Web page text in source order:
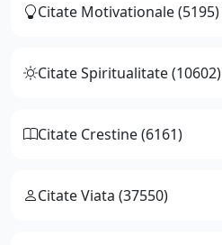
Citate Motivationale (5195)
Citate Spiritualitate (10602)
Citate Crestine (6161)
Citate Viata (37550)